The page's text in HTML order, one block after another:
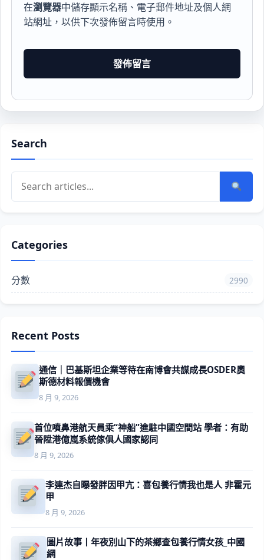
在瀏覽器中儲存顯示名稱、電子郵件地址及個人網
站網址，以供下次發佈留言時使用。
Search
Categories
分數 2990
Recent Posts
通信｜巴基斯坦企業等待在南博會共謀成長OSDER奧
斯德材料報價機會
8 月 9, 2026
首位噴鼻港航天員乘“神船”進駐中國空間站 學者：有助
晉陞港億嵐系統傢俱人國家認同
8 月 9, 2026
李連杰自曝發胖因甲亢：喜包養行情我也是人 非霍元
甲
8 月 9, 2026
圖片故事丨年夜別山下的茶鄉查包養行情女孩_中國
網